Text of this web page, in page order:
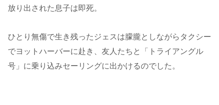
放り出された息子は即死。
ひとり無傷で生き残ったジェスは朦朧としながらタクシー
でヨットハーバーに赴き、友人たちと「トライアングル
号」に乗り込みセーリングに出かけるのでした。